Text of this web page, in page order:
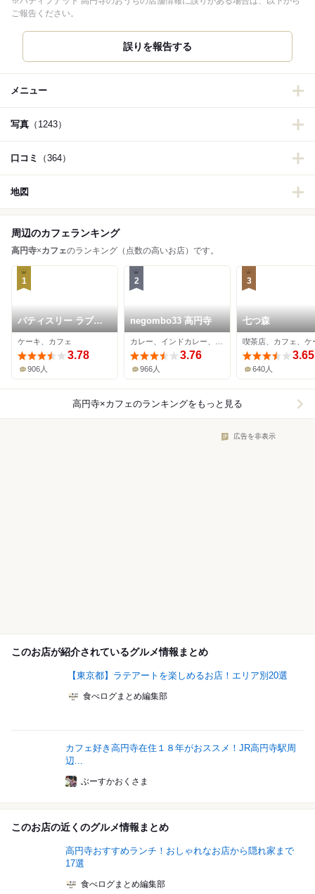
ご報告ください。
誤りを報告する
メニュー
写真 （1243）
口コミ （364）
地図
周辺のカフェランキング
高円寺×カフェのランキング（点数の高いお店）です。
1
パティスリー ラブリ
コチエ
ケーキ、カフェ
3.78
906人
2
negombo33 高円寺
3.76
966人
3
七つ森
喫茶店、カフェ、ケ
3.65
640人
高円寺×カフェのランキングをもっと見る
広告を非表示
このお店が紹介されているグルメ情報まとめ
【東京都】ラテアートを楽しめるお店！エリア別20選
食べログまとめ編集部
カフェ好き高円寺在住１８年がおススメ！JR高円寺駅周
辺...
ぶーすかおくさま
このお店の近くのグルメ情報まとめ
高円寺おすすめランチ！おしゃれなお店から隠れ家まで
17選
食べログまとめ編集部